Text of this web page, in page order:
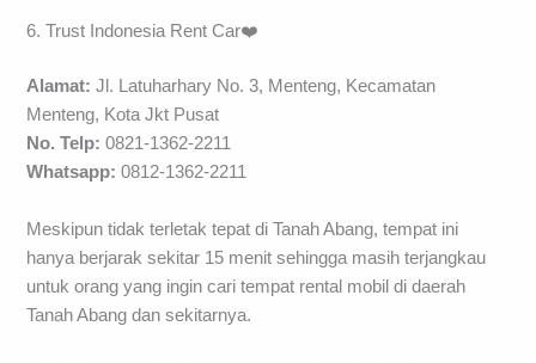
6. Trust Indonesia Rent Car❤️
Alamat:Jl. Latuharhary No. 3, Menteng, Kecamatan
Menteng, Kota Jkt Pusat
No. Telp:0821-1362-2211
Whatsapp:0812-1362-2211
Meskipun tidak terletak tepat di Tanah Abang, tempat ini
hanya berjarak sekitar 15 menit sehingga masih terjangkau
untuk orang yang ingin cari tempat rental mobil di daerah
Tanah Abang dan sekitarnya.